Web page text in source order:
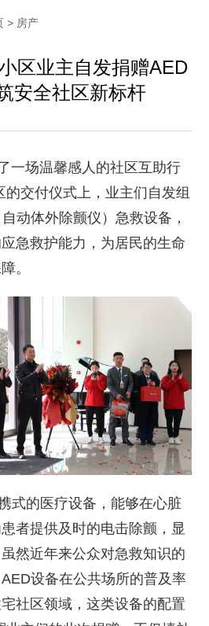
> 房产
区业主自发捐赠AED
安全社区新标杆
场温馨感人的社区互助行
的交付仪式上，业主们自发组
动体外除颤仪）急救设备，
急救护能力，为居民的生命
。
的医疗设备，能够在心脏
者提供及时的电击除颤，显
然近年来公众对急救知识的
设备在公共场所的普及率
社区领域，这类设备的配置